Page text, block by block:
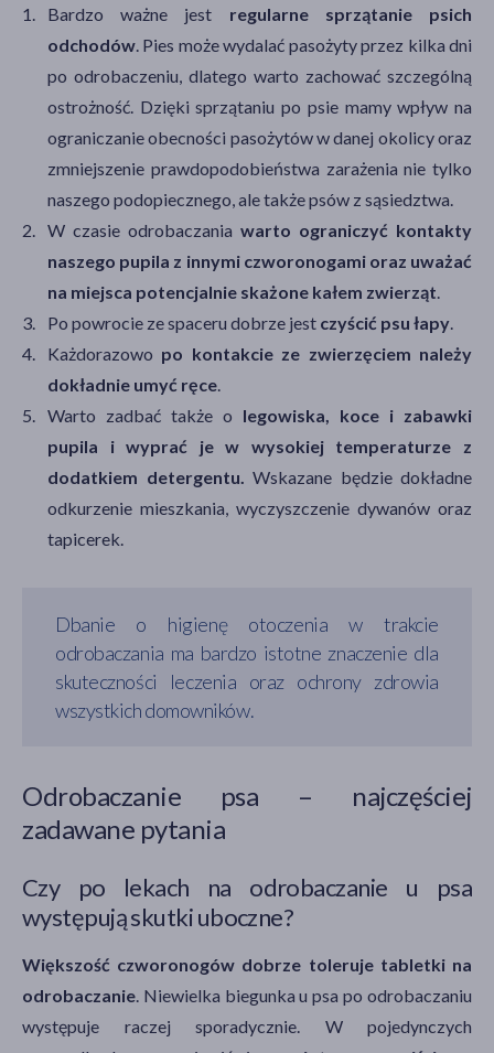
Bardzo ważne jest regularne sprzątanie psich
odchodów . Pies może wydalać pasożyty przez kilka dni
po odrobaczeniu, dlatego warto zachować szczególną
ostrożność. Dzięki sprzątaniu po psie mamy wpływ na
ograniczanie obecności pasożytów w danej okolicy oraz
zmniejszenie prawdopodobieństwa zarażenia nie tylko
naszego podopiecznego, ale także psów z sąsiedztwa.
W czasie odrobaczania warto ograniczyć kontakty
naszego pupila z innymi czworonogami oraz uważać
na miejsca potencjalnie skażone kałem zwierząt
Po powrocie ze spaceru dobrze jest czyścić psu łapy
Każdorazowo po kontakcie ze zwierzęciem należy
dokładnie umyć ręce
Warto zadbać także o legowiska, koce i zabawki
pupila i wyprać je w wysokiej temperaturze z
dodatkiem detergentu.
Wskazane będzie dokładne
odkurzenie mieszkania, wyczyszczenie dywanów oraz
tapicerek.
Dbanie o higienę otoczenia w trakcie
odrobaczania ma bardzo istotne znaczenie dla
skuteczności leczenia oraz ochrony zdrowia
wszystkich domowników.
Odrobaczanie psa – najczęściej
zadawane pytania
Czy po lekach na odrobaczanie u psa
występują skutki uboczne?
Większość czworonogów dobrze toleruje tabletki na
odrobaczanie . Niewielka biegunka u psa po odrobaczaniu
występuje raczej sporadycznie. W pojedynczych